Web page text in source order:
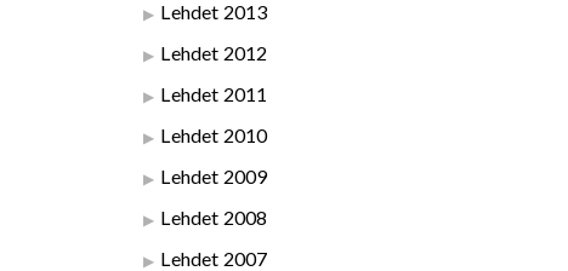
Lehdet 2013
Lehdet 2012
Lehdet 2011
Lehdet 2010
Lehdet 2009
Lehdet 2008
Lehdet 2007